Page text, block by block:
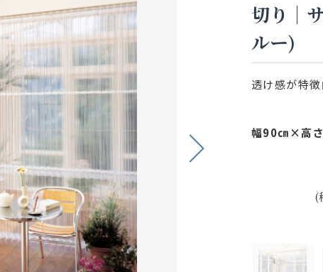
Next
切り｜
ルー)
透け感が特徴
幅90㎝×高
(